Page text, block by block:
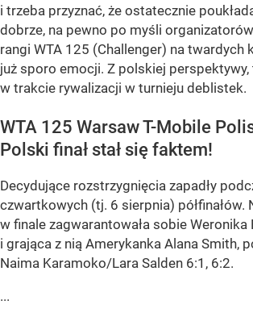
i trzeba przyznać, że ostatecznie
dobrze, na pewno po myśli
rangi WTA 125 (Challenger) na twardych
już sporo emocji. Z polskiej perspektywy,
w trakcie rywalizacji w turnieju deblistek.
WTA 125 Warsaw T-Mobile
Polski finał stał się faktem!
Decydujące rozstrzygnięcia zapadły
czwartkowych (tj. 6 sierpnia) półfinałów.
w finale zagwarantowała sobie Weronika
i grająca z nią Amerykanka Alana Smith,
Naima Karamoko/Lara Salden 6:1, 6:2.
...